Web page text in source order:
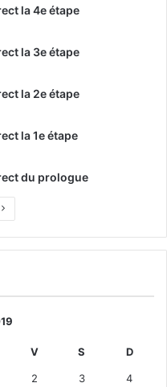
la 4e étape
la 3e étape
la 2e étape
la 1e étape
du prologue
Page
V S D
2 3 4